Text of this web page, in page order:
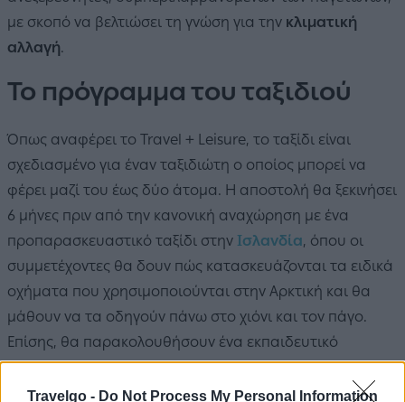
Travelgo - Do Not Process My Personal Information
με σκοπό να βελτιώσει τη γνώση για την κλιματική
αλλαγή.
Το πρόγραμμα του ταξιδιού
Όπως αναφέρει το Travel + Leisure, το ταξίδι είναι
σχεδιασμένο για έναν ταξιδιώτη ο οποίος μπορεί να
φέρει μαζί του έως δύο άτομα. Η αποστολή θα ξεκινήσει
6 μήνες πριν από την κανονική αναχώρηση με ένα
προπαρασκευαστικό ταξίδι στην Ισλανδία, όπου οι
συμμετέχοντες θα δουν πώς κατασκευάζονται τα ειδικά
οχήματα που χρησιμοποιούνται στην Αρκτική και θα
μάθουν να τα οδηγούν πάνω στο χιόνι και τον πάγο.
Επίσης, θα παρακολουθήσουν ένα εκπαιδευτικό
πρόγραμμα επιβίωσης σε πολικές συνθήκες.